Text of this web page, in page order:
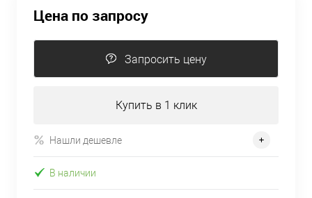
Цена по запросу
Запросить цену
Купить в 1 клик
Нашли дешевле
В наличии